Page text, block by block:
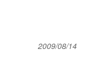
2009/08/14